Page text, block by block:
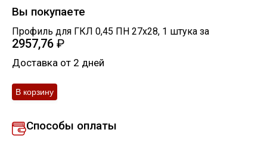
Электроды
Остальное
Вы покупаете
Профиль для ГКЛ 0,45 ПН 27х28, 1 штука за
2957,76 ₽
Доставка от 2 дней
Способы оплаты